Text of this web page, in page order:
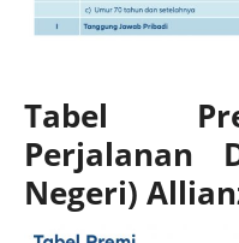
Tabel
Perjalanan
Negeri)